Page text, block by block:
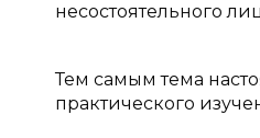
несостоятельного
Тем самым тема
практического